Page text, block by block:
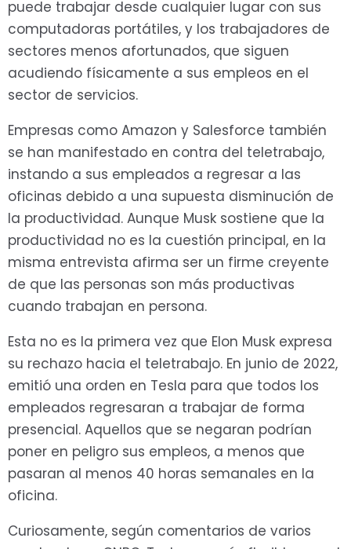
puede trabajar desde cualquier lugar con sus
computadoras portátiles, y los trabajadores de
sectores menos afortunados, que siguen
acudiendo físicamente a sus empleos en el
sector de servicios.
Empresas como Amazon y Salesforce también
se han manifestado en contra del teletrabajo,
instando a sus empleados a regresar a las
oficinas debido a una supuesta disminución de
la productividad. Aunque Musk sostiene que la
productividad no es la cuestión principal, en la
misma entrevista afirma ser un firme creyente
de que las personas son más productivas
cuando trabajan en persona.
Esta no es la primera vez que Elon Musk expresa
su rechazo hacia el teletrabajo. En junio de 2022,
emitió una orden en Tesla para que todos los
empleados regresaran a trabajar de forma
presencial. Aquellos que se negaran podrían
poner en peligro sus empleos, a menos que
pasaran al menos 40 horas semanales en la
oficina.
Curiosamente, según comentarios de varios